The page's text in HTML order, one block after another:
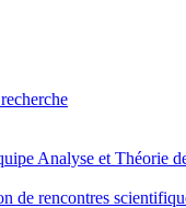
Analyse et Théorie
de rencontres